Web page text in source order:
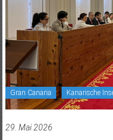
Gran Canaria Kanarische
29. Mai 2026